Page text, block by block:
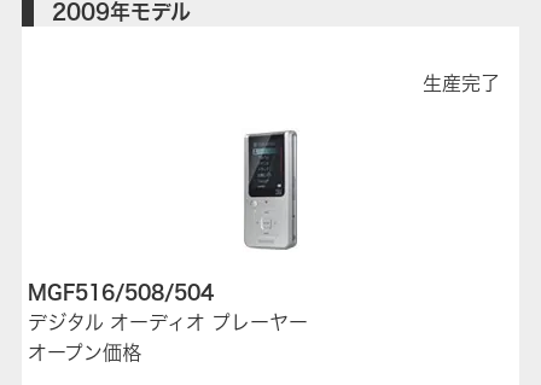
2009年モデル
生産完了
MGF516/508/504
デジタル オーディオ プレーヤー
オープン価格